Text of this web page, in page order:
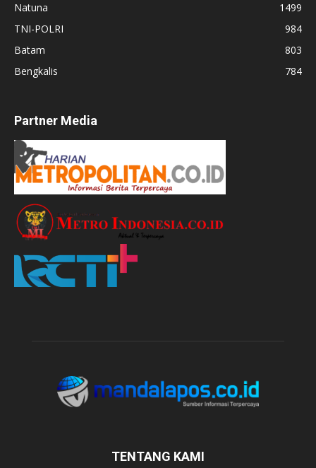
Natuna
1499
TNI-POLRI
984
Batam
803
Bengkalis
784
Partner Media
TENTANG KAMI